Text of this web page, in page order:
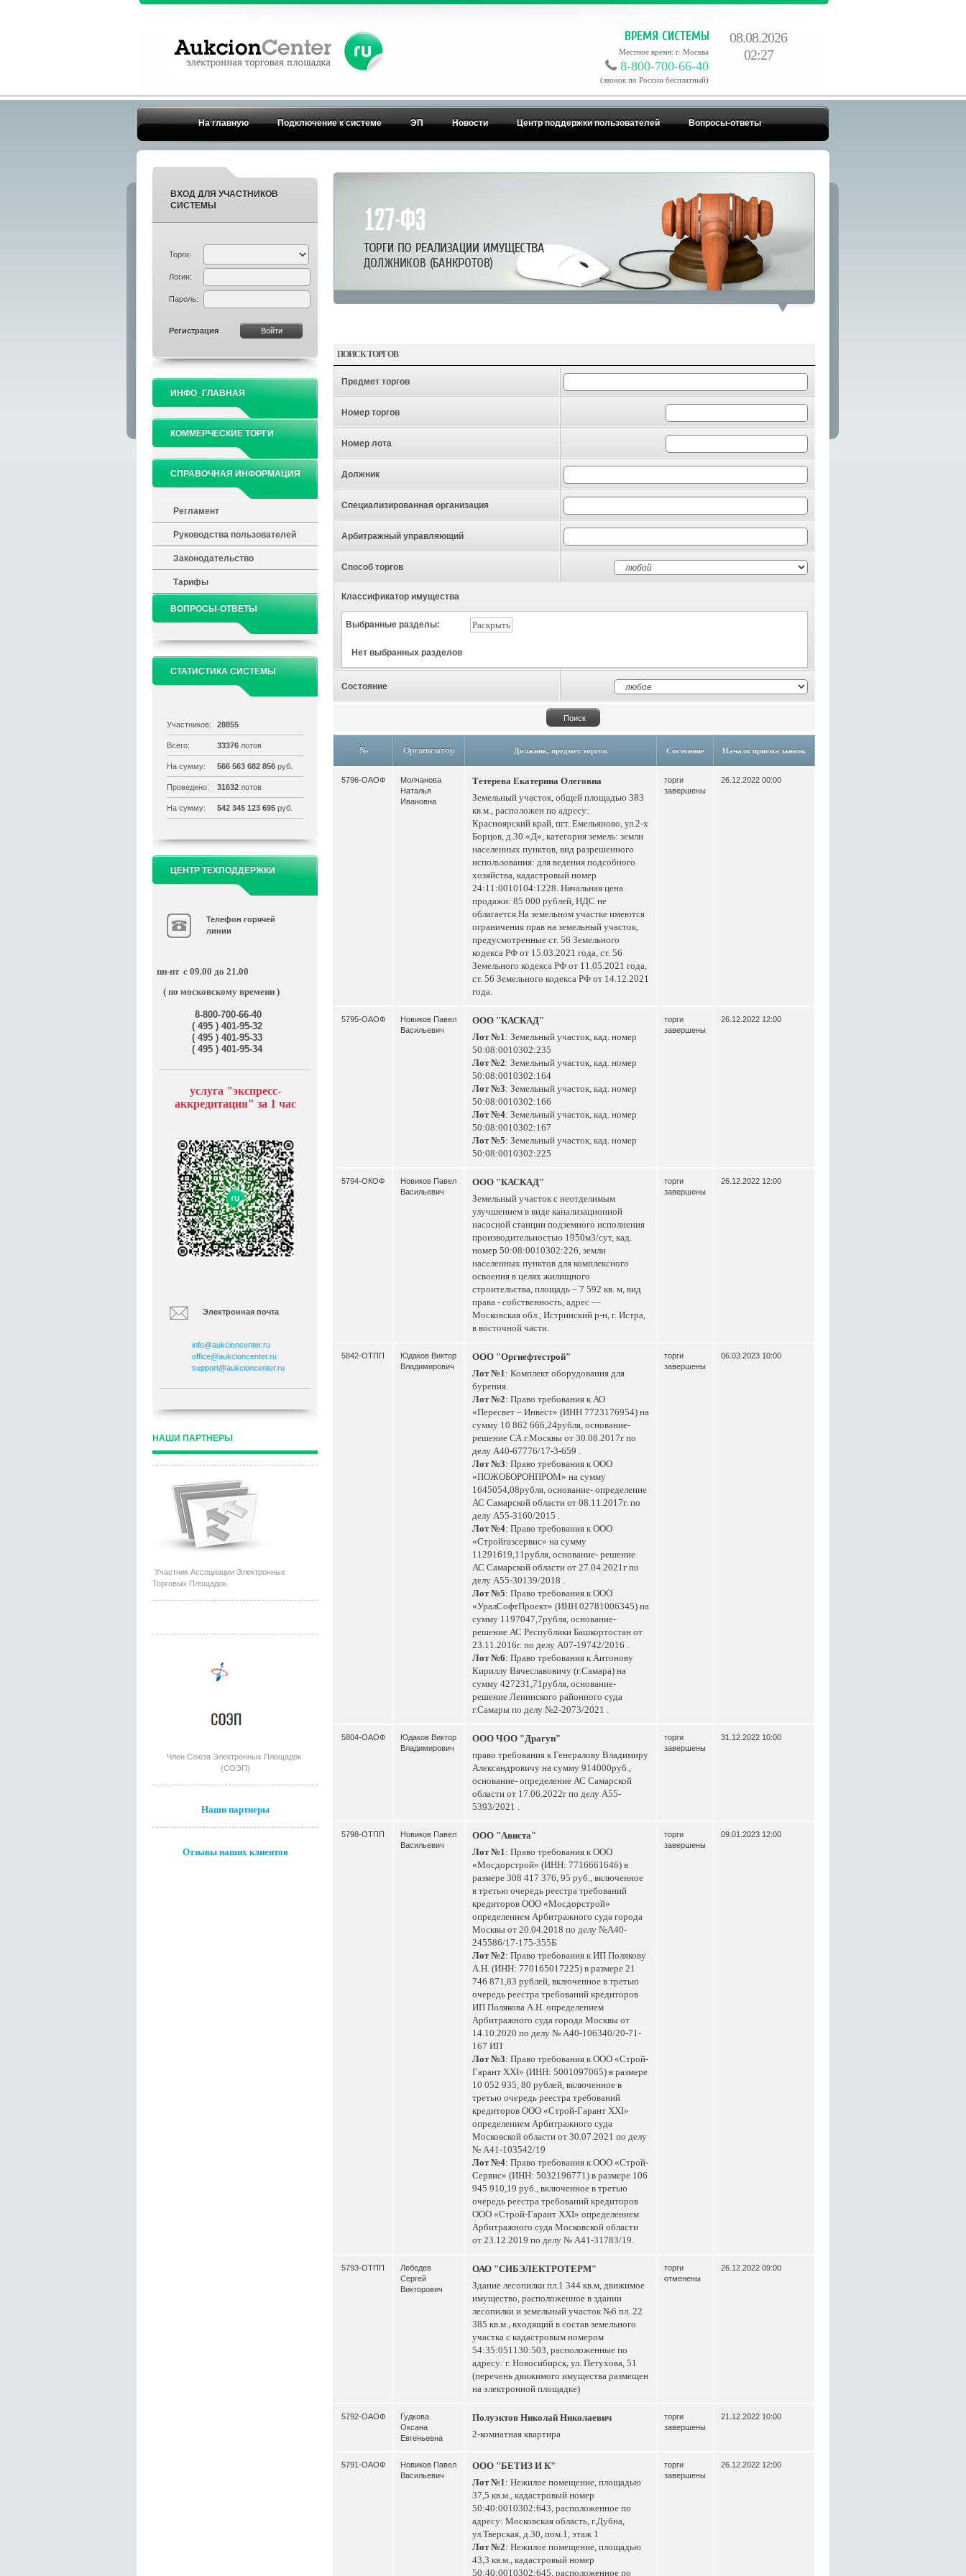
08.08.2026
02:27
Местное время: г. Москва
8-800-700-66-40
(звонок по России бесплатный)
На главную Подключение к системе ЭП Новости Центр поддержки пользователей Вопросы-ответы
ВХОД ДЛЯ УЧАСТНИКОВ
СИСТЕМЫ
Торги:
Логин:
Пароль:
Регистрация
ИНФО_ГЛАВНАЯ
КОММЕРЧЕСКИЕ ТОРГИ
СПРАВОЧНАЯ ИНФОРМАЦИЯ
Регламент
Руководства пользователей
Законодательство
Тарифы
ВОПРОСЫ-ОТВЕТЫ
СТАТИСТИКА СИСТЕМЫ
Участников: 28855
Всего: 33376 лотов
На сумму: 566 563 682 856 руб.
Проведено: 31632 лотов
На сумму: 542 345 123 695 руб.
ЦЕНТР ТЕХПОДДЕРЖКИ
Телефон горячей
линии
пн-пт с 09.00 до 21.00
( по московскому времени )
8-800-700-66-40
( 495 ) 401-95-32
( 495 ) 401-95-33
( 495 ) 401-95-34
услуга "экспресс-
аккредитация" за 1 час
Электронная почта
info@aukcioncenter.ru
office@aukcioncenter.ru
support@aukcioncenter.ru
НАШИ ПАРТНЕРЫ
Участник Ассоциации Электронных
Торговых Площадок
Член Союза Электронных Площадок
(СОЭП)
Наши партнеры
Отзывы наших клиентов
ПОИСК ТОРГОВ
Предмет торгов
Номер торгов
Номер лота
Должник
Специализированная организация
Арбитражный управляющий
Способ торгов
Классификатор имущества
Выбранные разделы: Раскрыть
Нет выбранных разделов
Состояние
№ Организатор Должник, предмет торгов Состояние Начало приема заявок
5796-ОАОФ
Молчанова
Наталья
Ивановна
Тетерева Екатерина Олеговна
Земельный участок, общей площадью 383
кв.м., расположен по адресу:
Красноярский край, пгт. Емельяново, ул.2-х
Борцов, д.30 «Д», категория земель: земли
населенных пунктов, вид разрешенного
использования: для ведения подсобного
хозяйства, кадастровый номер
24:11:0010104:1228. Начальная цена
продажи: 85 000 рублей, НДС не
облагается.На земельном участке имеются
ограничения прав на земельный участок,
предусмотренные ст. 56 Земельного
кодекса РФ от 15.03.2021 года, ст. 56
Земельного кодекса РФ от 11.05.2021 года,
ст. 56 Земельного кодекса РФ от 14.12.2021
года.
торги
завершены
26.12.2022 00:00
5795-ОАОФ
Новиков Павел
Васильевич
ООО "КАСКАД"
Лот №1: Земельный участок, кад. номер
50:08:0010302:235
Лот №2: Земельный участок, кад. номер
50:08:0010302:164
Лот №3: Земельный участок, кад. номер
50:08:0010302:166
Лот №4: Земельный участок, кад. номер
50:08:0010302:167
Лот №5: Земельный участок, кад. номер
50:08:0010302:225
торги
завершены
26.12.2022 12:00
5794-ОКОФ
Новиков Павел
Васильевич
ООО "КАСКАД"
Земельный участок с неотделимым
улучшением в виде канализационной
насосной станции подземного исполнения
производительностью 1950м3/сут, кад.
номер 50:08:0010302:226, земли
населенных пунктов для комплексного
освоения в целях жилищного
строительства, площадь – 7 592 кв. м, вид
права - собственность, адрес —
Московская обл., Истринский р-н, г. Истра,
в восточной части.
торги
завершены
26.12.2022 12:00
5842-ОТПП
Юдаков Виктор
Владимирович
ООО "Оргнефтестрой"
Лот №1: Комплект оборудования для
бурения.
Лот №2: Право требования к АО
«Пересвет – Инвест» (ИНН 7723176954) на
сумму 10 862 666,24рубля, основание-
решение СА г.Москвы от 30.08.2017г по
делу А40-67776/17-3-659 .
Лот №3: Право требования к ООО
«ПОЖОБОРОНПРОМ» на сумму
1645054,08рубля, основание- определение
АС Самарской области от 08.11.2017г. по
делу А55-3160/2015 .
Лот №4: Право требования к ООО
«Стройгазсервис» на сумму
11291619,11рубля, основание- решение
АС Самарской области от 27.04.2021г по
делу А55-30139/2018 .
Лот №5: Право требования к ООО
«УралСофтПроект» (ИНН 02781006345) на
сумму 1197047,7рубля, основание-
решение АС Республики Башкортостан от
23.11.2016г. по делу А07-19742/2016 .
Лот №6: Право требования к Антонову
Кириллу Вячеславовичу (г.Самара) на
сумму 427231,71рубля, основание-
решение Ленинского районного суда
г.Самары по делу №2-2073/2021 .
торги
завершены
06.03.2023 10:00
5804-ОАОФ
Юдаков Виктор
Владимирович
ООО ЧОО "Драгун"
право требования к Генералову Владимиру
Александровичу на сумму 914000руб.,
основание- определение АС Самарской
области от 17.06.2022г по делу А55-
5393/2021 .
торги
завершены
31.12.2022 10:00
5798-ОТПП
Новиков Павел
Васильевич
ООО "Ависта"
Лот №1: Право требования к ООО
«Мосдорстрой» (ИНН: 7716661646) в
размере 308 417 376, 95 руб., включенное
в третью очередь реестра требований
кредиторов ООО «Мосдорстрой»
определением Арбитражного суда города
Москвы от 20.04.2018 по делу №А40-
245586/17-175-355Б
Лот №2: Право требования к ИП Полякову
А.Н. (ИНН: 770165017225) в размере 21
746 871,83 рублей, включенное в третью
очередь реестра требований кредиторов
ИП Полякова А.Н. определением
Арбитражного суда города Москвы от
14.10.2020 по делу № А40-106340/20-71-
167 ИП
Лот №3: Право требования к ООО «Строй-
Гарант XXI» (ИНН: 5001097065) в размере
10 052 935, 80 рублей, включенное в
третью очередь реестра требований
кредиторов ООО «Строй-Гарант XXI»
определением Арбитражного суда
Московской области от 30.07.2021 по делу
№ А41-103542/19
Лот №4: Право требования к ООО «Строй-
Сервис» (ИНН: 5032196771) в размере 106
945 910,19 руб., включенное в третью
очередь реестра требований кредиторов
ООО «Строй-Гарант XXI» определением
Арбитражного суда Московской области
от 23.12.2019 по делу № А41-31783/19.
торги
завершены
09.01.2023 12:00
5793-ОТПП
Лебедев
Сергей
Викторович
ОАО "СИБЭЛЕКТРОТЕРМ"
Здание лесопилки пл.1 344 кв.м, движимое
имущество, расположенное в здании
лесопилки и земельный участок №6 пл. 22
385 кв.м., входящий в состав земельного
участка с кадастровым номером
54:35:051130:503, расположенные по
адресу: г. Новосибирск, ул. Петухова, 51
(перечень движимого имущества размещен
на электронной площадке)
торги
отменены
26.12.2022 09:00
5792-ОАОФ
Гудкова
Оксана
Евгеньевна
Полуэктов Николай Николаевич
2-комнатная квартира
торги
завершены
21.12.2022 10:00
5791-ОАОФ
Новиков Павел
Васильевич
ООО "БЕТИЗ И К"
Лот №1: Нежилое помещение, площадью
37,5 кв.м., кадастровый номер
50:40:0010302:643, расположенное по
адресу: Московская область, г.Дубна,
ул.Тверская, д.30, пом.1, этаж 1
Лот №2: Нежилое помещение, площадью
43,3 кв.м., кадастровый номер
50:40:0010302:645, расположенное по
торги
завершены
26.12.2022 12:00